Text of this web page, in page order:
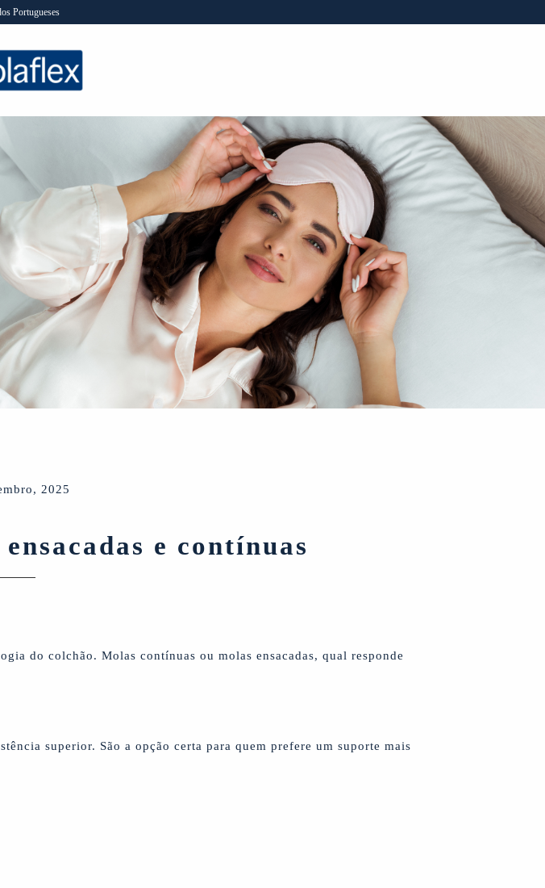
Portugueses
2025
e contínuas
do colchão. Molas contínuas ou molas ensacadas, qual responde
superior. São a opção certa para quem prefere um suporte mais